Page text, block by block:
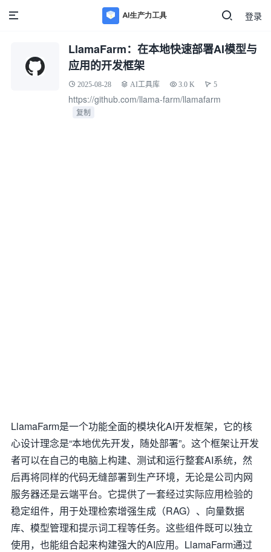
登录
LlamaFarm：在本地快速部署AI模型与
应用的开发框架
2025-08-28 AI工具库 3.0 K 5
https://github.com/llama-farm/llamafarm
复制
LlamaFarm是一个功能全面的模块化AI开发框架，它的核
心设计理念是“本地优先开发，随处部署”。这个框架让开发
者可以在自己的电脑上构建、测试和运行整套AI系统，然
后再将同样的代码无缝部署到生产环境，无论是公司内网
服务器还是云端平台。它提供了一套经过实际应用检验的
稳定组件，用于处理检索增强生成（RAG）、向量数据
库、模型管理和提示词工程等任务。这些组件既可以独立
使用，也能组合起来构建强大的AI应用。LlamaFarm通过